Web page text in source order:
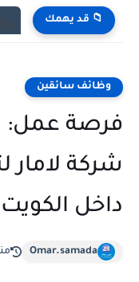
📁 قد يهمك
وظائف سائقين
فرصة عمل:
شركة لامار
داخل
Omar.samada